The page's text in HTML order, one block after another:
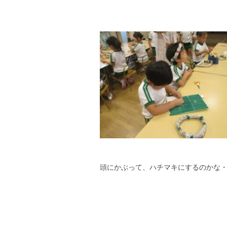
頭にかぶって、ハチマキにするのかな